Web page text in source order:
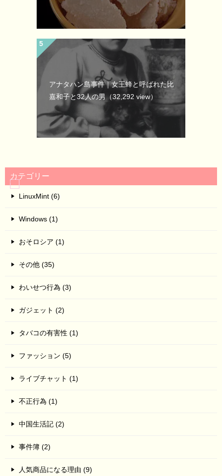
アナタハン島事件｜女王蜂と呼ばれた比
嘉和子と32人の男（32,292 view）
カテゴリー
LinuxMint (6)
Windows (1)
おそロシア (1)
その他 (35)
わいせつ行為 (3)
ガジェット (2)
タバコの有害性 (1)
ファッション (5)
ライブチャット (1)
不正行為 (1)
中国生活記 (2)
事件簿 (2)
人気商品になる理由 (9)